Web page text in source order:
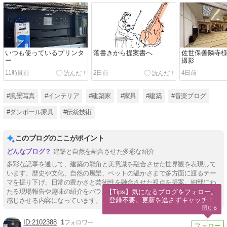
いつも使っているプリンタ
ー
11時間前
落書きから提案書へ
2日前
佐世保善隣寺
撮影
4日前
#風景写真 #インテリア #建築家 #家具 #建築 #音楽ブログ
#ダンボール家具 #伝統技術
このブログのここがポイント
建築と自然を融合させた多彩な紹介
多彩な記事を通して、建築の龍角と美意識を融合させた世界観を表現して
います。歴史や文化、自然の風景、ペットの温かさまで多方面に渡るテー
マを掘り下げ、日常の豊かさと芸術性を融合させた視点を提案。細部にわ
たる現場報告や趣味の紹介をバランス良く盛り込み、一層の深みと魅力を
感じさせる内容になっています。
2102388 1
【Tips】気になるブログをフォロー。
登録不要。更新を逃さずキャッチ！
閉じる